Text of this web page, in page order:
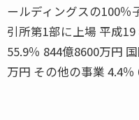
ールディングスの100％
引所第1部に上場 平成
55.9％ 844億8600万円
万円 その他の事業 4.4％